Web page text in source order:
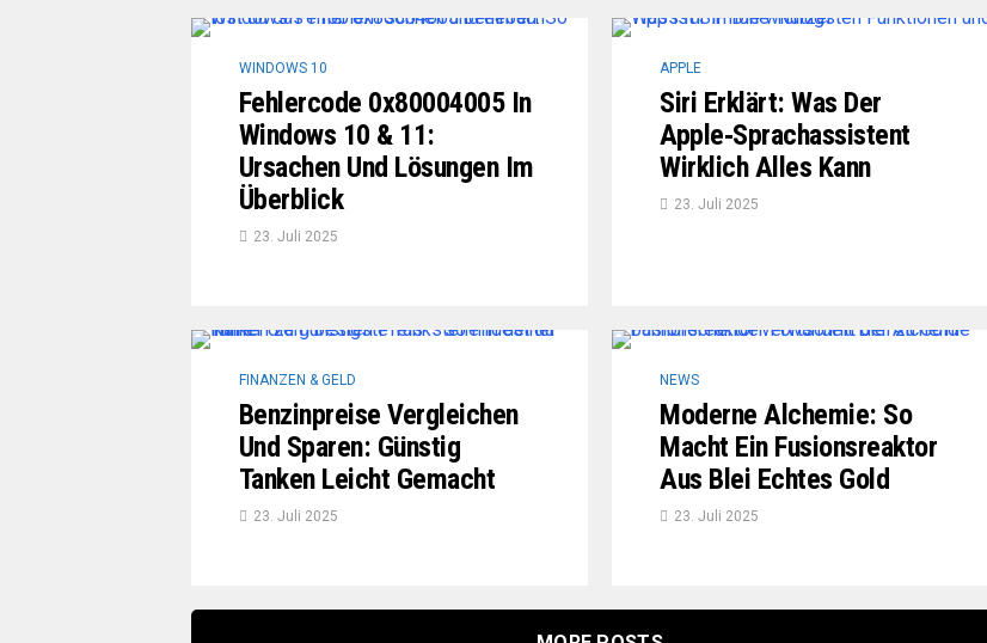
WINDOWS 10
Fehlercode 0x80004005 In
Windows 10 & 11:
Ursachen Und Lösungen Im
Überblick
23. Juli 2025
APPLE
Siri Erklärt: Was Der
Apple‑Sprachassistent
Wirklich Alles Kann
23. Juli 2025
FINANZEN & GELD
Benzinpreise Vergleichen
Und Sparen: Günstig
Tanken Leicht Gemacht
23. Juli 2025
NEWS
Moderne Alchemie: So
Macht Ein Fusionsreaktor
Aus Blei Echtes Gold
23. Juli 2025